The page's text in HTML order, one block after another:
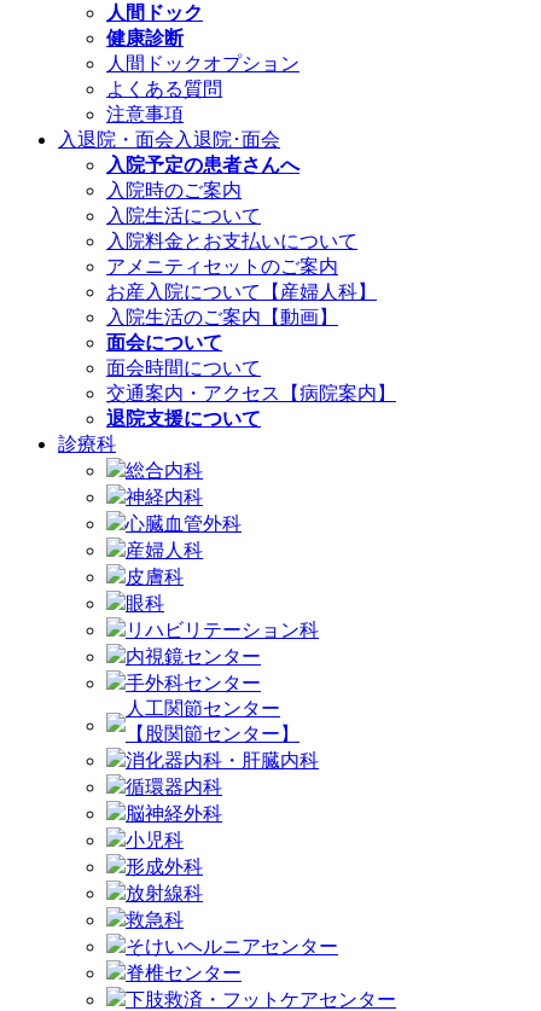
人間ドック
健康診断
人間ドックオプション
よくある質問
注意事項
入退院・面会 入退院･面会
入院予定の患者さんへ
入院時のご案内
入院生活について
入院料金とお支払いについて
アメニティセットのご案内
お産入院について【産婦人科】
入院生活のご案内【動画】
面会について
面会時間について
交通案内・アクセス【病院案内】
退院支援について
診療科
総合内科
神経内科
心臓血管外科
産婦人科
皮膚科
眼科
リハビリテーション科
内視鏡センター
手外科センター
人工関節センター
【股関節センター】
消化器内科・肝臓内科
循環器内科
脳神経外科
小児科
形成外科
放射線科
救急科
そけいヘルニアセンター
脊椎センター
下肢救済・フットケアセンター